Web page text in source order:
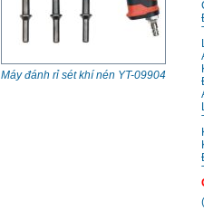
Máy đánh rỉ sét khí nén YT-09904
(